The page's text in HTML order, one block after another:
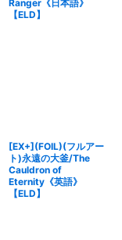
Ranger《日本語》
【ELD】
[EX+](FOIL)(フルアー
ト)永遠の大釜/The
Cauldron of
Eternity《英語》
【ELD】